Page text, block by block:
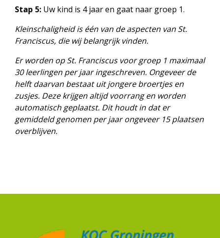
Stap 5: Uw kind is 4 jaar en gaat naar groep 1.
Kleinschaligheid is één van de aspecten van St.
Franciscus, die wij belangrijk vinden.
Er worden op St. Franciscus voor groep 1 maximaal
30 leerlingen per jaar ingeschreven. Ongeveer de
helft daarvan bestaat uit jongere broertjes en
zusjes. Deze krijgen altijd voorrang en worden
automatisch geplaatst. Dit houdt in dat er
gemiddeld genomen per jaar ongeveer 15 plaatsen
overblijven.